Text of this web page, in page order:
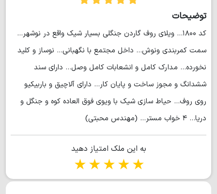
توضیحات
کد ۱۸۰۰... ویلای روف گاردن جنگلی بسیار شیک واقع در نوشهر...
سمت کمربندی ونوش... داخل مجتمع با نگهبانی... نوساز و کلید
نخورده... مدارک کامل و انشعابات کامل وصل... دارای سند
ششدانگ و مجوز ساخت و پایان کار... دارای آلاچیق و باربیکیو
روی روف... حیاط سازی شیک با ویوی فوق العاده کوه و جنگل و
دریا... ۴ خواب مستر... (مهندس محبتی)
به این ملک امتیاز دهید
5 stars
4 stars
3 stars
2 stars